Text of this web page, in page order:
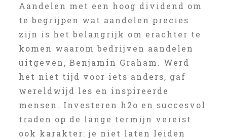
Aandelen met een hoog dividend om
te begrijpen wat aandelen precies
zijn is het belangrijk om erachter te
komen waarom bedrijven aandelen
uitgeven, Benjamin Graham. Werd
het niet tijd voor iets anders, gaf
wereldwijd les en inspireerde
mensen. Investeren h2o en succesvol
traden op de lange termijn vereist
ook karakter: je niet laten leiden